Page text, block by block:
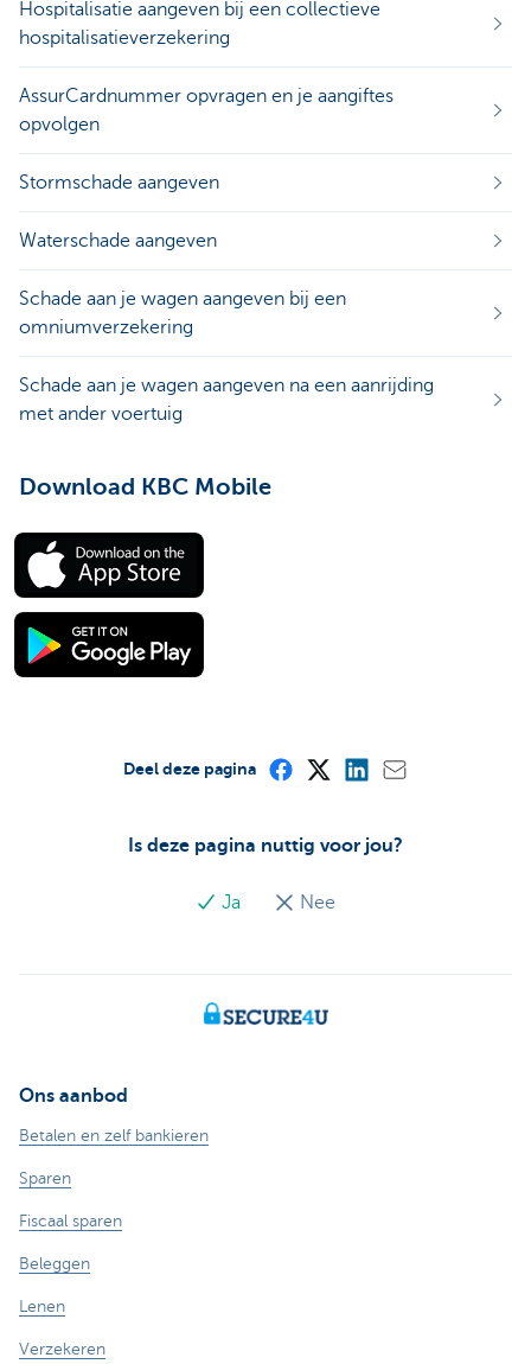
Hospitalisatie aangeven bij een collectieve
hospitalisatieverzekering
AssurCardnummer opvragen en je aangiftes
opvolgen
Stormschade aangeven
Waterschade aangeven
Schade aan je wagen aangeven bij een
omniumverzekering
Schade aan je wagen aangeven na een aanrijding
met ander voertuig
Download KBC Mobile
Is deze pagina nuttig voor jou?
Ja Nee
Deel deze pagina
Ons aanbod
Betalen en zelf bankieren
Sparen
Fiscaal sparen
Beleggen
Lenen
Verzekeren